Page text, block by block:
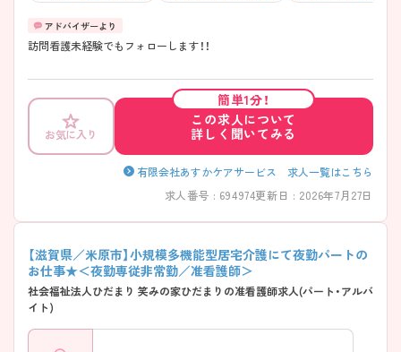
訪問看護未経験でもフォローします！！
お気に入り
簡単1分！
この求人について
詳しく聞いてみる
有限会社あすかケアサービス 求人一覧はこちら
求人番号 : 694974更新日 : 2026年7月27日
【滋賀県／米原市】小規模多機能型居宅介護にて夜勤パートの
お仕事★＜夜勤専従非常勤／准看護師＞
社会福祉法人ひだまり 笑みの家ひだまりの准看護師求人(パート・アルバ
イト)